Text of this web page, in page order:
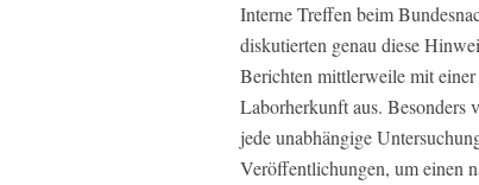
Interne Treffen beim
diskutierten genau diese
Berichten mittlerweile mit
Laborherkunft aus. Besonders
jede unabhängige
Veröffentlichungen, um einen